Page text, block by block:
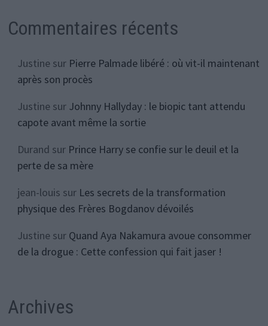
Commentaires récents
Justinesur Pierre Palmade libéré : où vit-il maintenant
après son procès
Justinesur Johnny Hallyday : le biopic tant attendu
capote avant même la sortie
Durand sur Prince Harry se confie sur le deuil et la
perte de sa mère
jean-louis sur Les secrets de la transformation
physique des Frères Bogdanov dévoilés
Justinesur Quand Aya Nakamura avoue consommer
de la drogue : Cette confession qui fait jaser !
Archives